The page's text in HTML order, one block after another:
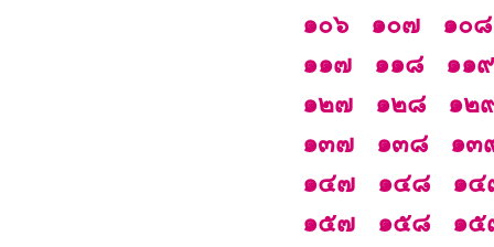
๑๐๖
๑๐๗
๑๐๘
๑๑๗
๑๑๘
๑๑๙
๑๒๗
๑๒๘
๑๒
๑๓๗
๑๓๘
๑๓
๑๔๗
๑๔๘
๑๔
๑๕๗
๑๕๘
๑๕